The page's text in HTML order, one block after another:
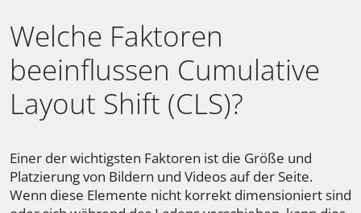
Welche Faktoren
beeinflussen Cumulative
Layout Shift (CLS)?
Einer der wichtigsten Faktoren ist die Größe und
Platzierung von Bildern und Videos auf der Seite.
Wenn diese Elemente nicht korrekt dimensioniert sind